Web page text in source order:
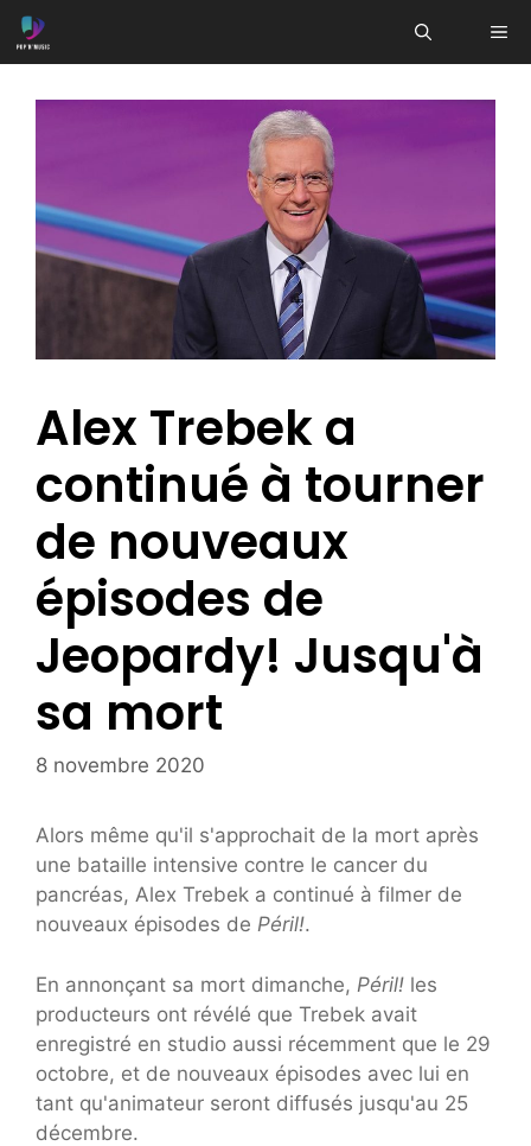
Aller
au
Alex Trebek a
continué à tourner
de nouveaux
épisodes de
Jeopardy! Jusqu'à
sa mort
8 novembre 2020
Alors même qu'il s'approchait de la mort après
une bataille intensive contre le cancer du
pancréas, Alex Trebek a continué à filmer de
nouveaux épisodes de Péril!.
En annonçant sa mort dimanche, Péril! les
producteurs ont révélé que Trebek avait
enregistré en studio aussi récemment que le 29
octobre, et de nouveaux épisodes avec lui en
tant qu'animateur seront diffusés jusqu'au 25
décembre.